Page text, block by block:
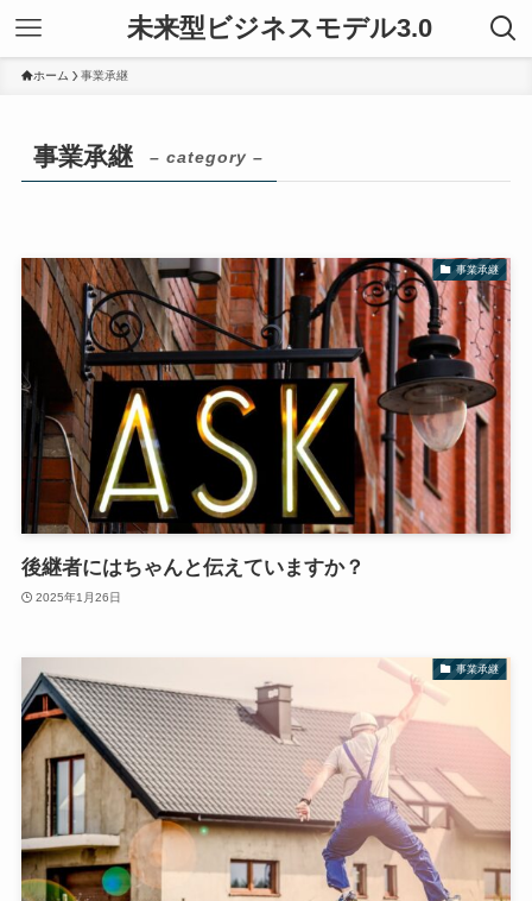
未来型ビジネスモデル3.0
ホーム 事業承継
事業承継 – category –
事業承継
後継者にはちゃんと伝えていますか？
2025年1月26日
事業承継